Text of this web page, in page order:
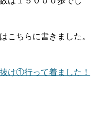
こちらに書きました。
け①行って着ました！